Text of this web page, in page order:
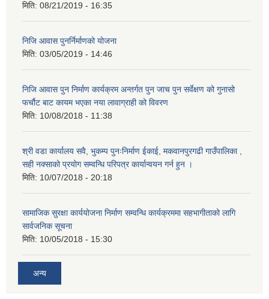
मिति: 08/21/2019 - 16:35
निजि आवास पुनर्निर्माणको योजना
मिति: 03/05/2019 - 14:46
निजि आवास पुन निर्माण कार्यक्रम अन्तर्गत पुन जाच पुन सर्वेक्षण को गुनासो
फर्चौट बाट कायम भएका नया लावाग्राही को विवरण
मिति: 10/08/2018 - 11:38
श्री वडा कार्यालय सवै, भुकम्प पुनःनिर्माण ईकाई, मकवानपुरगढी गाउँपालिका ,
सही नक्साको प्रयोग सम्वन्धि परिपत्र कार्यान्वयन गर्न हुन ।
मिति: 10/07/2018 - 20:18
सामाजिक सुरक्षा कार्ययोजना निर्माण सम्वन्धि कार्यक्रममा सहभागीताको लागि
सार्वजनिक सूचना
मिति: 10/05/2018 - 15:30
अन्य